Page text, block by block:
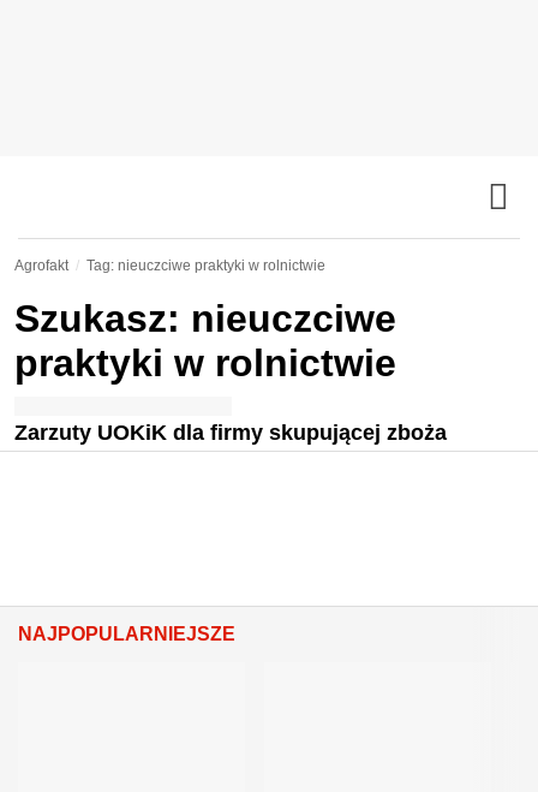
Agrofakt Tag: nieuczciwe praktyki w rolnictwie
Szukasz: nieuczciwe
praktyki w rolnictwie
Zarzuty UOKiK dla firmy skupującej zboża
NAJPOPULARNIEJSZE